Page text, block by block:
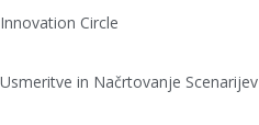
Innovation Circle
Usmeritve in Načrtovanje Scenarijev